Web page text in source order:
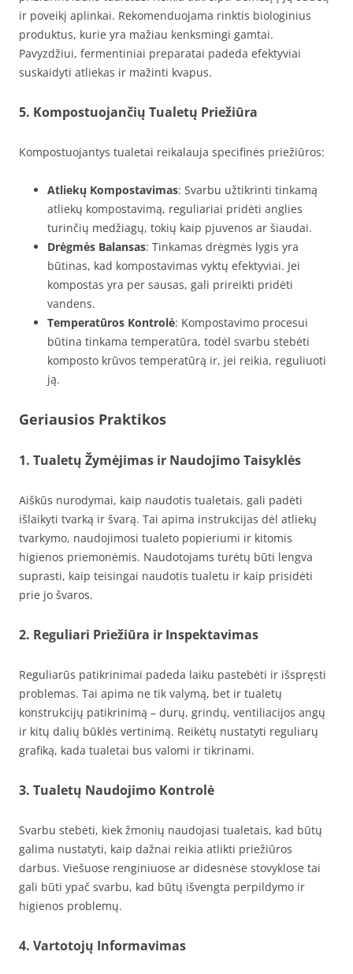
ir poveikį aplinkai. Rekomenduojama rinktis biologinius
produktus, kurie yra mažiau kenksmingi gamtai.
Pavyzdžiui, fermentiniai preparatai padeda efektyviai
suskaidyti atliekas ir mažinti kvapus.
5. Kompostuojančių Tualetų Priežiūra
Kompostuojantys tualetai reikalauja specifinės priežiūros:
Atliekų Kompostavimas: Svarbu užtikrinti tinkamą
atliekų kompostavimą, reguliariai pridėti anglies
turinčių medžiagų, tokių kaip pjuvenos ar šiaudai.
Drėgmės Balansas: Tinkamas drėgmės lygis yra
būtinas, kad kompostavimas vyktų efektyviai. Jei
kompostas yra per sausas, gali prireikti pridėti
vandens.
Temperatūros Kontrolė: Kompostavimo procesui
būtina tinkama temperatūra, todėl svarbu stebėti
komposto krūvos temperatūrą ir, jei reikia, reguliuoti
ją.
Geriausios Praktikos
1. Tualetų Žymėjimas ir Naudojimo Taisyklės
Aiškūs nurodymai, kaip naudotis tualetais, gali padėti
išlaikyti tvarką ir švarą. Tai apima instrukcijas dėl atliekų
tvarkymo, naudojimosi tualeto popieriumi ir kitomis
higienos priemonėmis. Naudotojams turėtų būti lengva
suprasti, kaip teisingai naudotis tualetu ir kaip prisidėti
prie jo švaros.
2. Reguliari Priežiūra ir Inspektavimas
Reguliarūs patikrinimai padeda laiku pastebėti ir išspręsti
problemas. Tai apima ne tik valymą, bet ir tualetų
konstrukcijų patikrinimą – durų, grindų, ventiliacijos angų
ir kitų dalių būklės vertinimą. Reikėtų nustatyti reguliarų
grafiką, kada tualetai bus valomi ir tikrinami.
3. Tualetų Naudojimo Kontrolė
Svarbu stebėti, kiek žmonių naudojasi tualetais, kad būtų
galima nustatyti, kaip dažnai reikia atlikti priežiūros
darbus. Viešuose renginiuose ar didesnėse stovyklose tai
gali būti ypač svarbu, kad būtų išvengta perpildymo ir
higienos problemų.
4. Vartotojų Informavimas